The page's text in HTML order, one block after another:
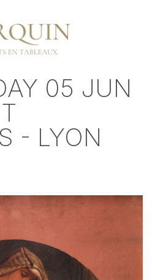
05 JUN
- LYON